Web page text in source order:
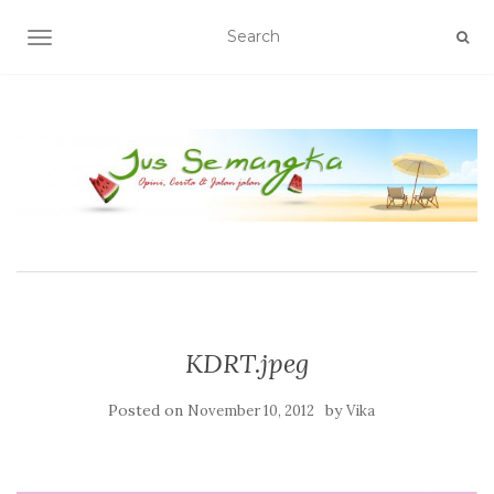
TOGGLE NAVIGATION
KDRT.jpeg
Posted on November 10, 2012 byVika